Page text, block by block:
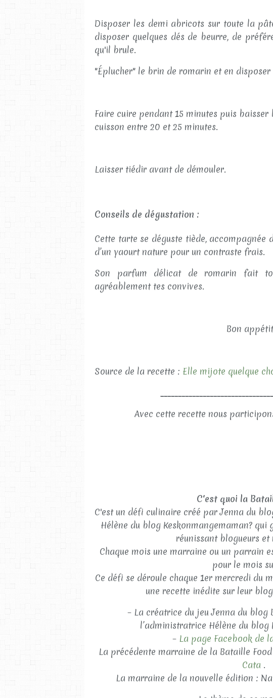
Disposer les demi abricots sur toute la
disposer quelques dés de beurre, de
qu'il brule.
"Éplucher" le brin de romarin et en
Faire cuire pendant 15 minutes puis
cuisson entre 20 et 25 minutes.
Laisser tiédir avant de démouler.
Conseils de dégustation :
Cette tarte se déguste tiède, accompagnée
d’un yaourt nature pour un contraste frais.
Son parfum délicat de romarin fait
agréablement tes convives.
Bon
Source de la recette : Elle mijote quelque
Avec cette recette nous
C'est quoi la
C'est un défi culinaire créé par Jenna du
Hélène du blog Keskonmangemaman?
réunissant blogueurs et
Chaque mois une marraine ou un parrain
pour le mois
Ce défi se déroule chaque 1er mercredi du
une recette inédite sur leur
– La créatrice du jeu Jenna du blog
l’administratrice Hélène du blog
– La page Facebook de
La précédente marraine de la Bataille
Cata .
La marraine de la nouvelle édition :